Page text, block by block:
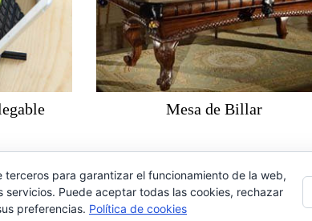
Mesa de Billar
terceros para garantizar el funcionamiento de la web,
servicios. Puede aceptar todas las cookies, rechazar
preferencias. Política de cookies